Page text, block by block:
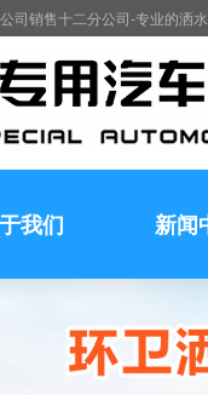
司销售十二分公司-专业的洒
我们 新闻